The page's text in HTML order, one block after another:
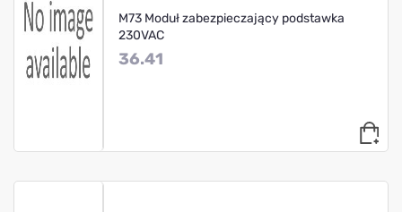
M73 Moduł zabezpieczający podstawka
230VAC
36.41